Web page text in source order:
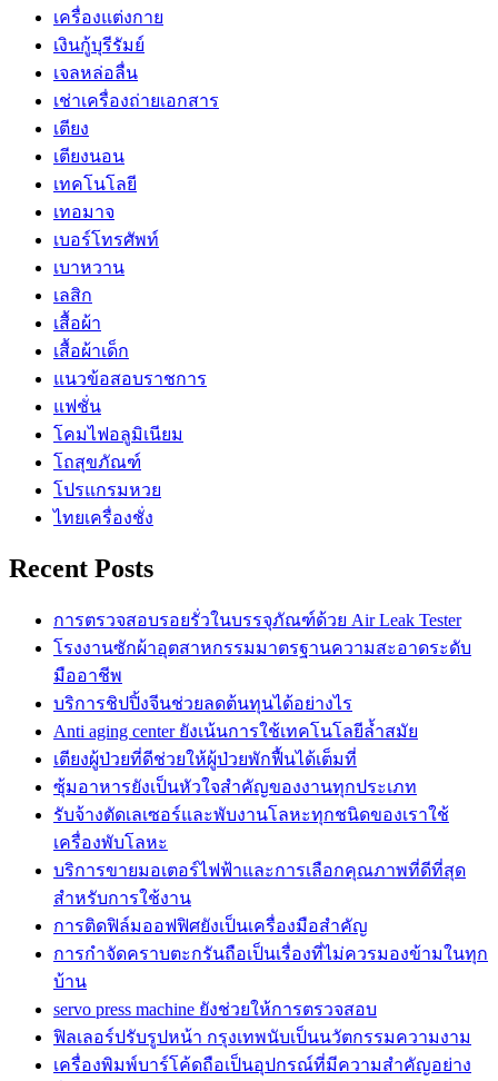
เครื่องแต่งกาย
เงินกู้บุรีรัมย์
เจลหล่อลื่น
เช่าเครื่องถ่ายเอกสาร
เตียง
เตียงนอน
เทคโนโลยี
เทอมาจ
เบอร์โทรศัพท์
เบาหวาน
เลสิก
เสื้อผ้า
เสื้อผ้าเด็ก
แนวข้อสอบราชการ
แฟชั่น
โคมไฟอลูมิเนียม
โถสุขภัณฑ์
โปรแกรมหวย
ไทยเครื่องชั่ง
Recent Posts
การตรวจสอบรอยรั่วในบรรจุภัณฑ์ด้วย Air Leak Tester
โรงงานซักผ้าอุตสาหกรรมมาตรฐานความสะอาดระดับ
มืออาชีพ
บริการชิปปิ้งจีนช่วยลดต้นทุนได้อย่างไร
Anti aging center ยังเน้นการใช้เทคโนโลยีล้ำสมัย
เตียงผู้ป่วยที่ดีช่วยให้ผู้ป่วยพักฟื้นได้เต็มที่
ซุ้มอาหารยังเป็นหัวใจสำคัญของงานทุกประเภท
รับจ้างตัดเลเซอร์และพับงานโลหะทุกชนิดของเราใช้
เครื่องพับโลหะ
บริการขายมอเตอร์ไฟฟ้าและการเลือกคุณภาพที่ดีที่สุด
สำหรับการใช้งาน
การติดฟิล์มออฟฟิศยังเป็นเครื่องมือสำคัญ
การกำจัดคราบตะกรันถือเป็นเรื่องที่ไม่ควรมองข้ามในทุก
บ้าน
servo press machine ยังช่วยให้การตรวจสอบ
ฟิลเลอร์ปรับรูปหน้า กรุงเทพนับเป็นนวัตกรรมความงาม
เครื่องพิมพ์บาร์โค้ดถือเป็นอุปกรณ์ที่มีความสำคัญอย่าง